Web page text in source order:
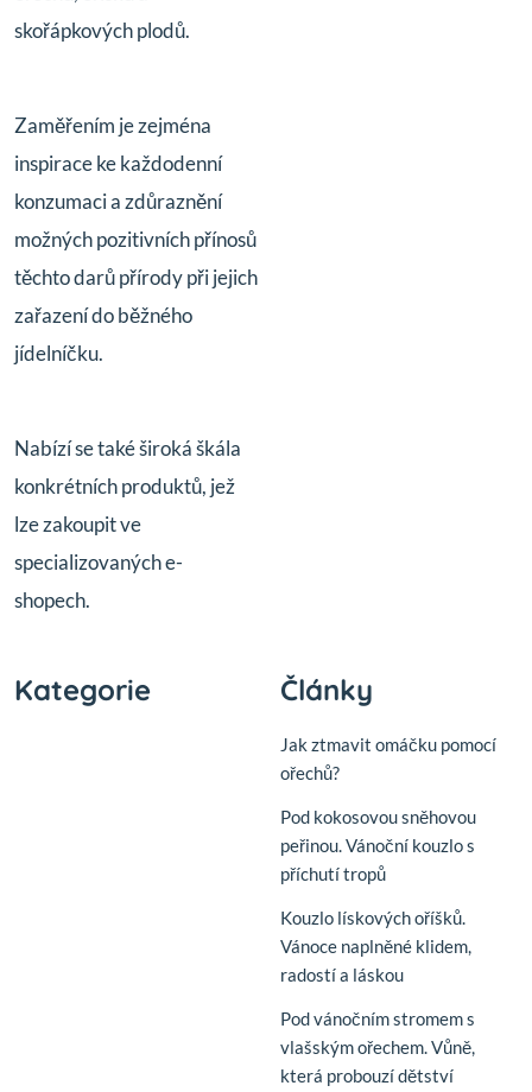
skořápkových plodů.
Zaměřením je zejména
inspirace ke každodenní
konzumaci a zdůraznění
možných pozitivních přínosů
těchto darů přírody při jejich
zařazení do běžného
jídelníčku.
Nabízí se také široká škála
konkrétních produktů, jež
lze zakoupit ve
specializovaných e-
shopech.
Kategorie Články
Jak ztmavit omáčku pomocí
ořechů?
Pod kokosovou sněhovou
peřinou. Vánoční kouzlo s
příchutí tropů
Kouzlo lískových oříšků.
Vánoce naplněné klidem,
radostí a láskou
Pod vánočním stromem s
vlašským ořechem. Vůně,
která probouzí dětství